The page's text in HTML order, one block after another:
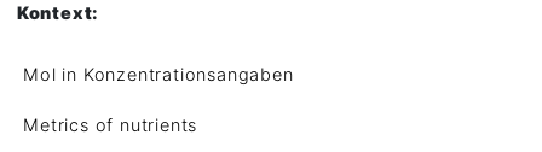
Kontext:
Mol in Konzentrationsangaben
Metrics of nutrients